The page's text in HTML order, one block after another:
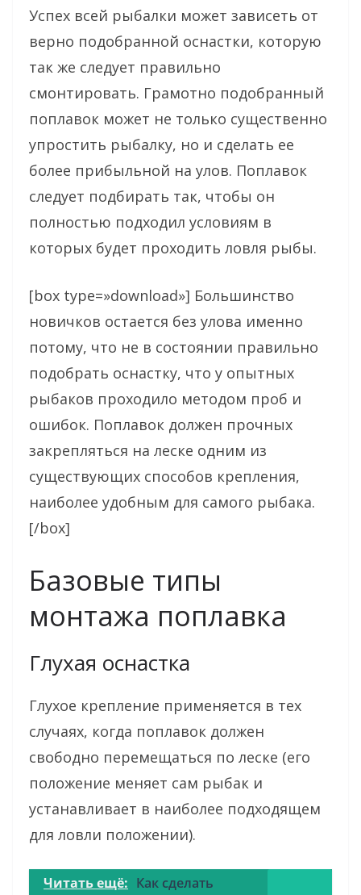
Успех всей рыбалки может зависеть от
верно подобранной оснастки, которую
так же следует правильно
смонтировать. Грамотно подобранный
поплавок может не только существенно
упростить рыбалку, но и сделать ее
более прибыльной на улов. Поплавок
следует подбирать так, чтобы он
полностью подходил условиям в
которых будет проходить ловля рыбы.
[box type=»download»] Большинство
новичков остается без улова именно
потому, что не в состоянии правильно
подобрать оснастку, что у опытных
рыбаков проходило методом проб и
ошибок. Поплавок должен прочных
закрепляться на леске одним из
существующих способов крепления,
наиболее удобным для самого рыбака.
[/box]
Базовые типы
монтажа поплавка
Глухая оснастка
Глухое крепление применяется в тех
случаях, когда поплавок должен
свободно перемещаться по леске (его
положение меняет сам рыбак и
устанавливает в наиболее подходящем
для ловли положении).
Читать ещё: Как сделать